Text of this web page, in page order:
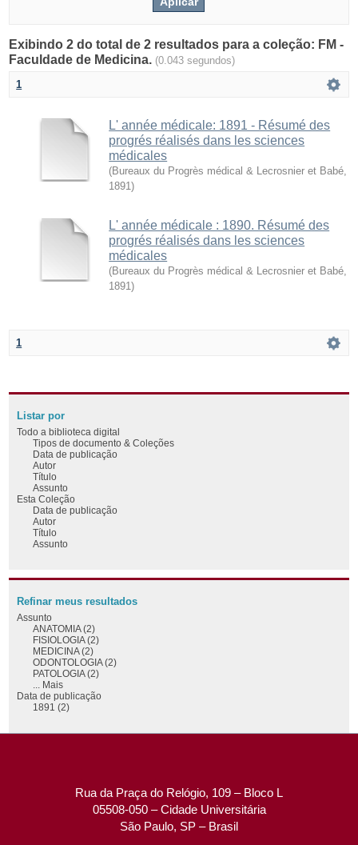
Exibindo 2 do total de 2 resultados para a coleção: FM -
Faculdade de Medicina. (0.043 segundos)
1
L' année médicale: 1891 - Résumé des
progrés réalisés dans les sciences
médicales
(Bureaux du Progrès médical & Lecrosnier et Babé
1891)
L' année médicale : 1890. Résumé des
progrés réalisés dans les sciences
médicales
(Bureaux du Progrès médical & Lecrosnier et Babé
1891)
1
Listar por
Todo a biblioteca digital
Tipos de documento & Coleções
Data de publicação
Autor
Título
Assunto
Esta Coleção
Data de publicação
Autor
Título
Assunto
Refinar meus resultados
Assunto
ANATOMIA (2)
FISIOLOGIA (2)
MEDICINA (2)
ODONTOLOGIA (2)
PATOLOGIA (2)
... Mais
Data de publicação
1891 (2)
Rua da Praça do Relógio, 109 – Bloco L
05508-050 – Cidade Universitária
São Paulo, SP – Brasil